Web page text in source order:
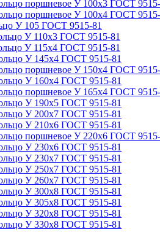
поршневое У 100х3 ГОСТ 9515-
поршневое У 100х4 ГОСТ 9515-
У 105 ГОСТ 9515-81
У 110х3 ГОСТ 9515-81
У 115х4 ГОСТ 9515-81
У 145х4 ГОСТ 9515-81
поршневое У 150х4 ГОСТ 9515-
У 160х4 ГОСТ 9515-81
поршневое У 165х4 ГОСТ 9515-
У 190х5 ГОСТ 9515-81
У 200х7 ГОСТ 9515-81
У 210х6 ГОСТ 9515-81
поршневое У 220х6 ГОСТ 9515-
У 230х6 ГОСТ 9515-81
У 230х7 ГОСТ 9515-81
У 250х7 ГОСТ 9515-81
У 260х7 ГОСТ 9515-81
У 300х8 ГОСТ 9515-81
У 305х8 ГОСТ 9515-81
У 320х8 ГОСТ 9515-81
У 330х8 ГОСТ 9515-81